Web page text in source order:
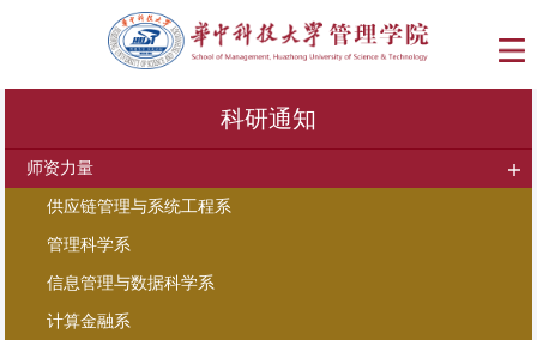
科研通知
师资力量
供应链管理与系统工程系
管理科学系
信息管理与数据科学系
计算金融系